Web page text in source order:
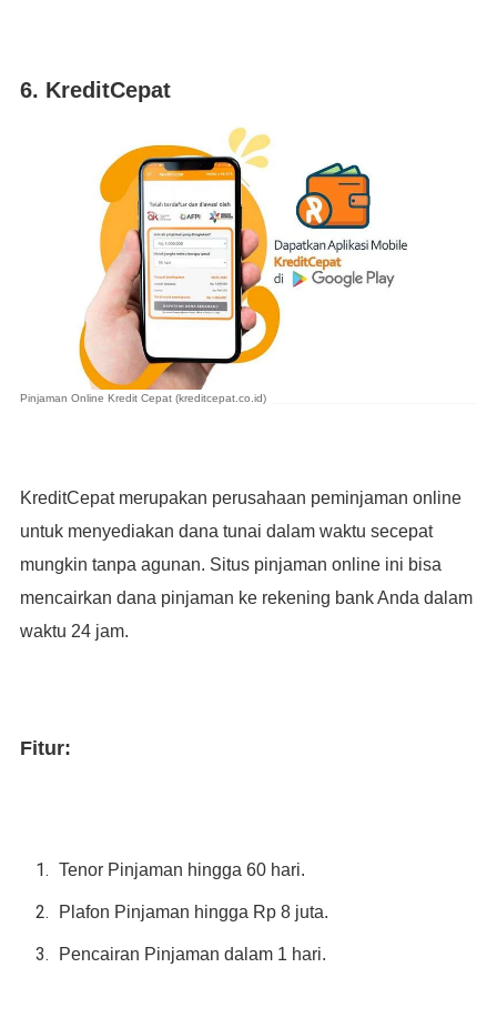
6. KreditCepat
Pinjaman Online Kredit Cepat (kreditcepat.co.id)
KreditCepat merupakan perusahaan peminjaman online
untuk menyediakan dana tunai dalam waktu secepat
mungkin tanpa agunan. Situs pinjaman online ini bisa
mencairkan dana pinjaman ke rekening bank Anda dalam
waktu 24 jam.
Fitur:
Tenor Pinjaman hingga 60 hari.
Plafon Pinjaman hingga Rp 8 juta.
Pencairan Pinjaman dalam 1 hari.